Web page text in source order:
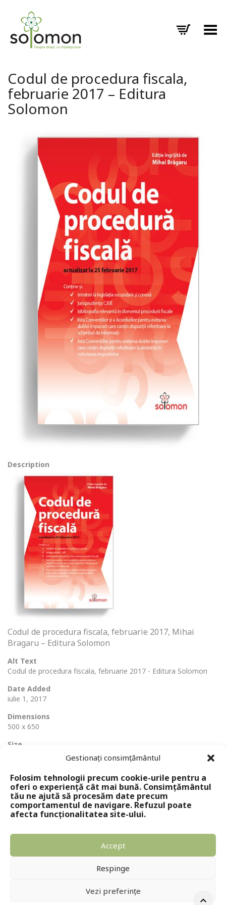
Gestionați consimțământul
Folosim tehnologii precum cookie-urile pentru a
oferi o experiență cât mai bună. Consimțământul
tău ne ajută să procesăm date precum
comportamentul de navigare. Refuzul poate
afecta funcționalitatea site-ului.
Accept
Respinge
Vezi preferințe
Toggle Menu
Codul de procedura fiscala,
februarie 2017 – Editura
Solomon
Description
Codul de procedura fiscala, februarie 2017, Mihai
Bragaru – Editura Solomon
Alt Text
Codul de procedura fiscala, februarie 2017 - Editura Solomon
Date Added
iulie 1, 2017
Dimensions
500 x 650
Size